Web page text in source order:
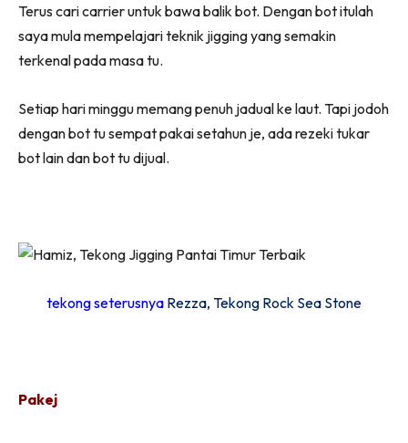
Terus cari carrier untuk bawa balik bot. Dengan bot itulah
saya mula mempelajari teknik jigging yang semakin
terkenal pada masa tu.
Setiap hari minggu memang penuh jadual ke laut. Tapi jodoh
dengan bot tu sempat pakai setahun je, ada rezeki tukar
bot lain dan bot tu dijual.
tekong seterusnya Rezza, Tekong Rock Sea Stone
Pakej